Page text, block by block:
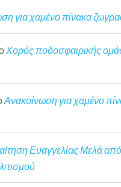
για χαμένο πίνακα
Χορός ποδοσφαιρικής
Ανακοίνωση για χαμένο
Ευαγγελίας Μελά από